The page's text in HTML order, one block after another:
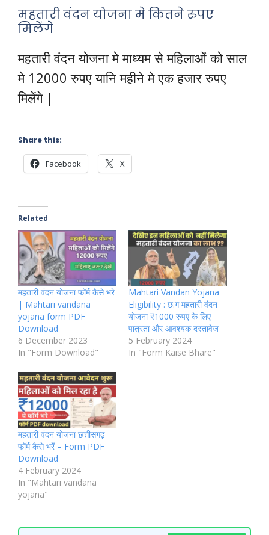
महतारी वंदन योजना मे कितने रुपए
मिलेंगे
महतारी वंदन योजना मे माध्यम से महिलाओं को साल
मे 12000 रुपए यानि महीने मे एक हजार रुपए
मिलेंगे |
Share this:
Facebook X
Related
महतारी वंदन योजना फॉर्म कैसे भरे
| Mahtari vandana
yojana form PDF
Download
6 December 2023
In "Form Download"
Mahtari Vandan Yojana
Eligibility : छ.ग महतारी वंदन
योजना ₹1000 रुपए के लिए
पात्रता और आवश्यक दस्तावेज
5 February 2024
In "Form Kaise Bhare"
महतारी वंदन योजना छत्तीसगढ़
फॉर्म कैसे भरें – Form PDF
Download
4 February 2024
In "Mahtari vandana
yojana"